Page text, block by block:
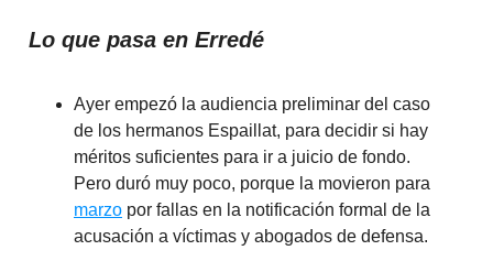
Lo que pasa en Erredé
Ayer empezó la audiencia preliminar del caso
de los hermanos Espaillat, para decidir si hay
méritos suficientes para ir a juicio de fondo.
Pero duró muy poco, porque la movieron para
marzo por fallas en la notificación formal de la
acusación a víctimas y abogados de defensa.